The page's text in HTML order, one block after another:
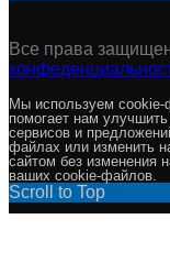
Все права
Мы используем cookie-
помогает нам
сервисов и
файлах или изменить
сайтом без изменения
ваших cookie-файлов.
Scroll to Top